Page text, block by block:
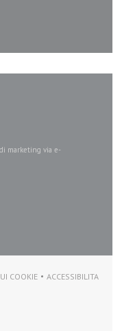
marketing via e-
COOKIE
UNA NUOVA FINESTRA))
ACCESSIBILITA
((APRE UNA